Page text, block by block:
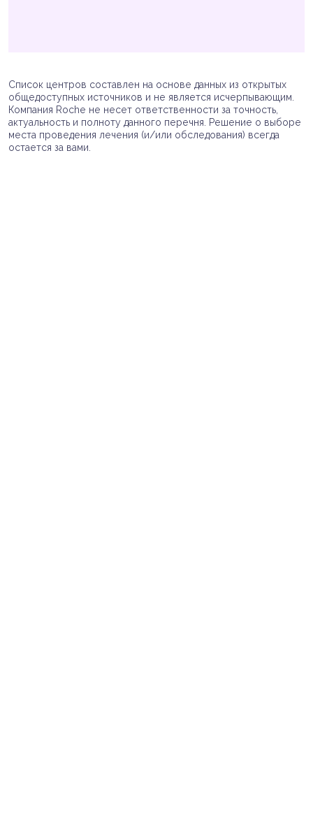
Список центров составлен на основе данных из открытых
общедоступных источников и не является исчерпывающим.
Компания Roche не несет ответственности за точность,
актуальность и полноту данного перечня. Решение о выборе
места проведения лечения (и/или обследования) всегда
остается за вами.